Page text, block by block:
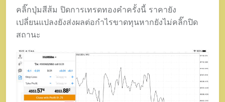
คลิ๊กปุ่มสีส้ม ปิดการเทรดทองคำครั้งนี้ ราคายัง
เปลี่ยนแปลงยังส่งผลต่อกำไรขาดทุนหากยังไม่คลิ๊กปิด
สถานะ